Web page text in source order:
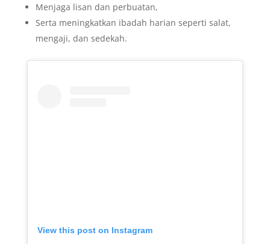
Menjaga lisan dan perbuatan,
Serta meningkatkan ibadah harian seperti salat,
mengaji, dan sedekah.
View this post on Instagram